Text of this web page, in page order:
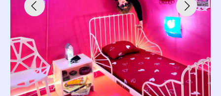
на фестиваль Pole Talent.
Преимущества центра
— аккредитация Минспорта
— опытные тренеры
и индивидуальный подход
— всестороннее развитие: сила,
гибкость, координация
— участие в соревнованиях